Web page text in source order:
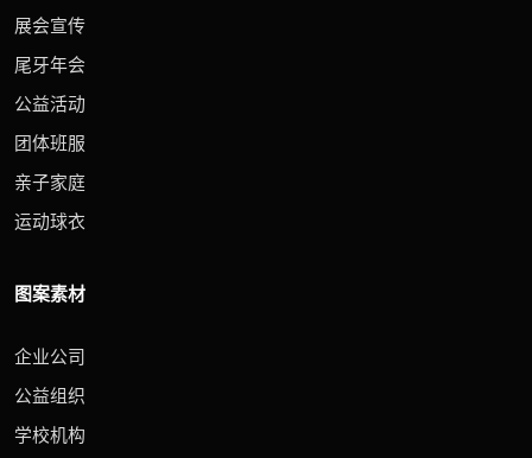
展会宣传
尾牙年会
公益活动
团体班服
亲子家庭
运动球衣
图案素材
企业公司
公益组织
学校机构